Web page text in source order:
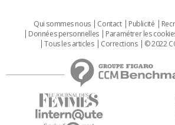
Qui sommes nous Contact Publicité
Données personnelles
Paramétrer les
Tous les articles
Corrections © 2022